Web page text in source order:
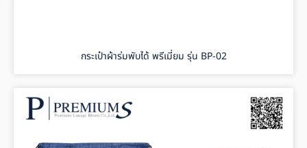
กระเป๋าผ้าร่มพับได้ พรีเมี่ยม รุ่น BP-02